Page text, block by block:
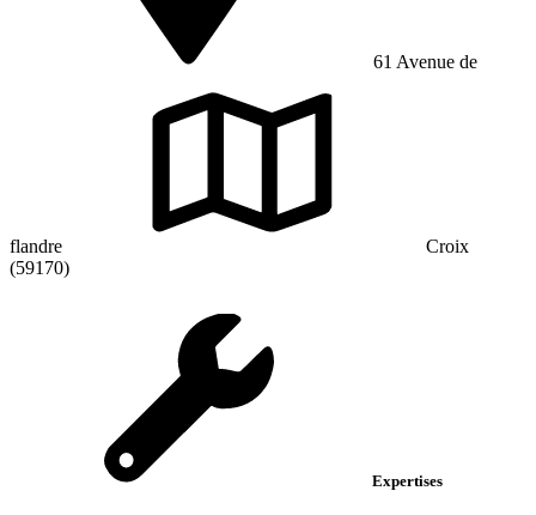
61 Avenue de
flandre
Croix
(59170)
Expertises